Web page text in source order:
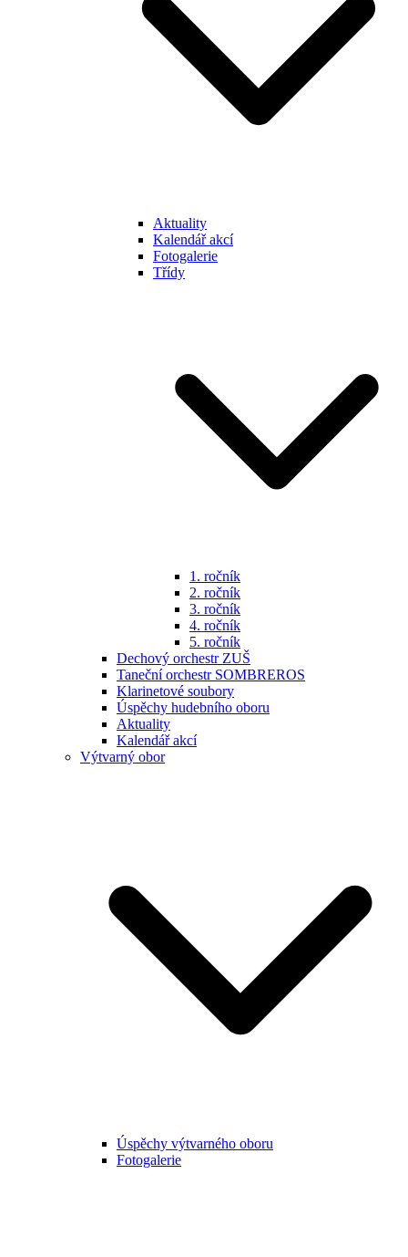
Aktuality
Kalendář akcí
Fotogalerie
Třídy
1. ročník
2. ročník
3. ročník
4. ročník
5. ročník
Dechový orchestr ZUŠ
Taneční orchestr SOMBREROS
Klarinetové soubory
Úspěchy hudebního oboru
Aktuality
Kalendář akcí
Výtvarný obor
Úspěchy výtvarného oboru
Fotogalerie